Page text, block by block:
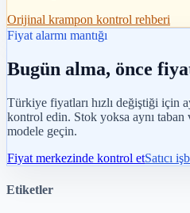
Orijinal krampon kontrol rehberi
Fiyat alarmı mantığı
Bugün alma, önce
Türkiye fiyatları hızlı değiştiği için
kontrol edin. Stok yoksa aynı taban
modele geçin.
Fiyat merkezinde kontrol etSatıcı
Etiketler